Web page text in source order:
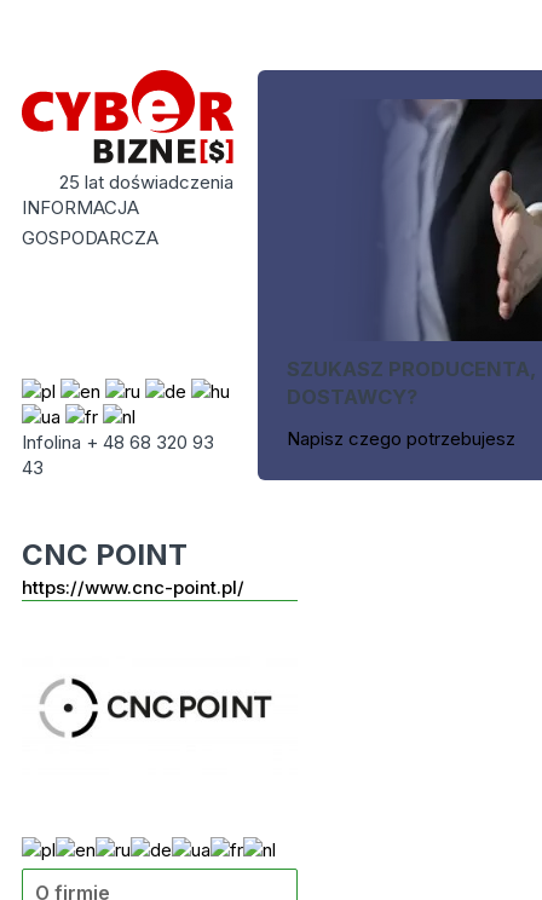
25 lat doświadczenia
INFORMACJA
GOSPODARCZA
Infolina + 48 68 320 93
43
SZUKASZ PRODUCENTA,
DOSTAWCY?
Napisz czego potrzebujesz
CNC POINT
https://www.cnc-point.pl/
O firmie